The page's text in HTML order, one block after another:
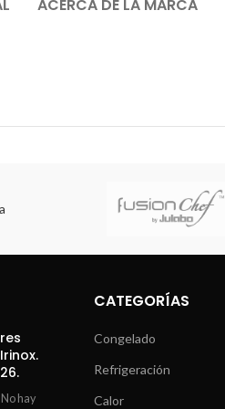
ACERCA DE LA MARCA
No hay
CATEGORÍAS
Congelado
Refrigeración
Calor